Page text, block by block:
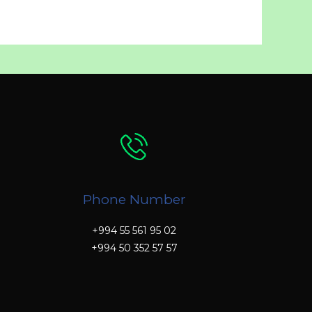
Phone Number
+994 55 561 95 02
+994 50 352 57 57